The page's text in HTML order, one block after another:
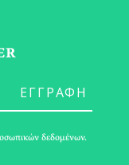
Μέσα
δεδομένων.